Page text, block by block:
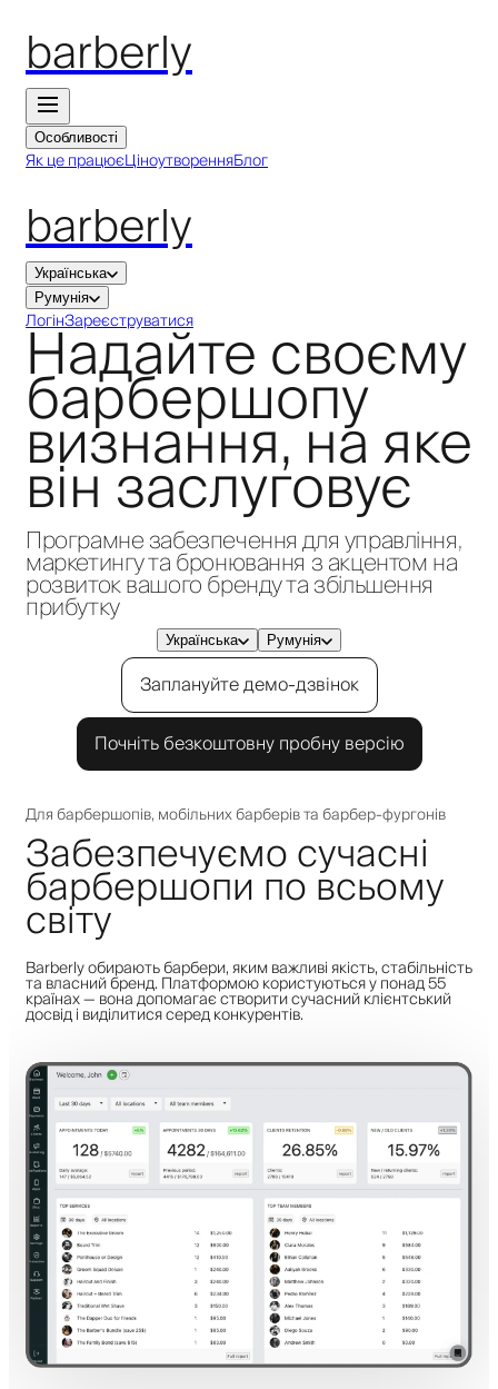
barberly
Особливості
Як це працюєЦіноутворенняБлог
barberly
Українська
Румунія
ЛогінЗареєструватися
Надайте своєму
барбершопу
визнання, на яке
він заслуговує
Програмне забезпечення для управління,
маркетингу та бронювання з акцентом на
розвиток вашого бренду та збільшення
прибутку
Українська Румунія
Заплануйте демо-дзвінок
Почніть безкоштовну пробну версію
Для барбершопів, мобільних барберів та барбер-фургонів
Забезпечуємо сучасні
барбершопи по всьому
світу
Barberly обирають барбери, яким важливі якість, стабільність
та власний бренд. Платформою користуються у понад 55
країнах — вона допомагає створити сучасний клієнтський
досвід і виділитися серед конкурентів.